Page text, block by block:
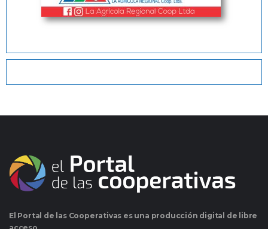
El Portal de las Cooperativas es una producción digital de libre